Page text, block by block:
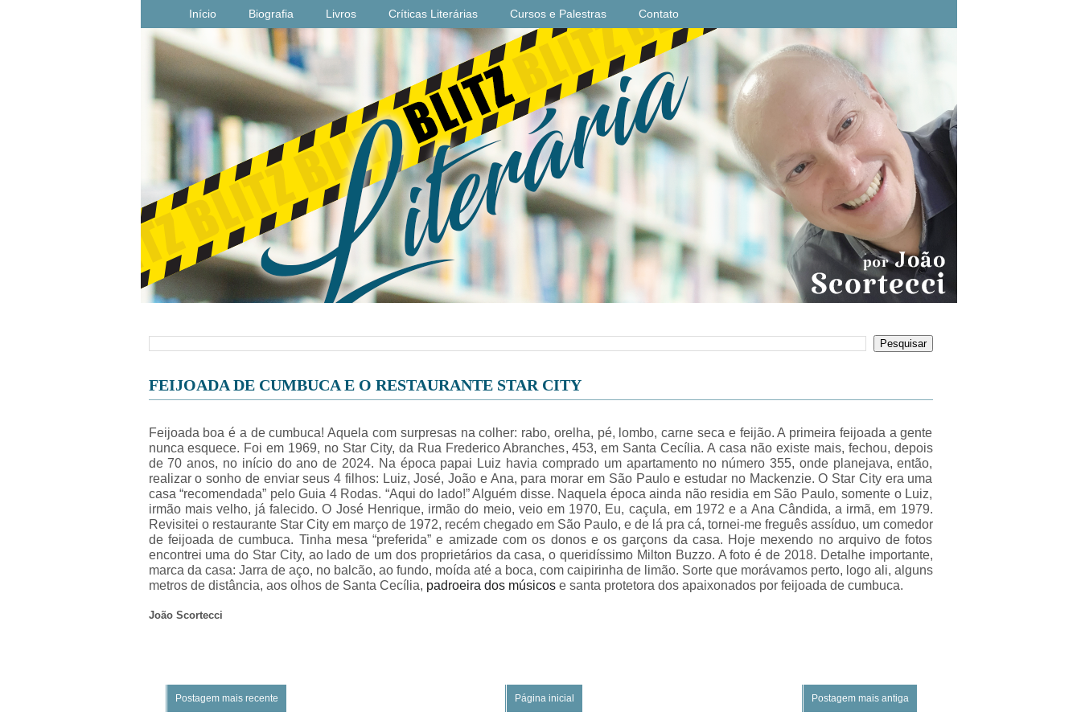
Início Biografia Livros Críticas Literárias Cursos e Palestras Contato
FEIJOADA DE CUMBUCA E O RESTAURANTE STAR CITY
Feijoada boa é a de cumbuca! Aquela com surpresas na colher: rabo, orelha, pé, lombo, carne seca e feijão. A primeira feijoada a gente
nunca esquece. Foi em 1969, no Star City, da Rua Frederico Abranches, 453, em Santa Cecília. A casa não existe mais, fechou, depois
de 70 anos, no início do ano de 2024. Na época papai Luiz havia comprado um apartamento no número 355, onde planejava, então,
realizar o sonho de enviar seus 4 filhos: Luiz, José, João e Ana, para morar em São Paulo e estudar no Mackenzie. O Star City era uma
casa “recomendada” pelo Guia 4 Rodas. “Aqui do lado!” Alguém disse. Naquela época ainda não residia em São Paulo, somente o Luiz,
irmão mais velho, já falecido. O José Henrique, irmão do meio, veio em 1970, Eu, caçula, em 1972 e a Ana Cândida, a irmã, em 1979.
Revisitei o restaurante Star City em março de 1972, recém chegado em São Paulo, e de lá pra cá, tornei-me freguês assíduo, um comedor
de feijoada de cumbuca. Tinha mesa “preferida” e amizade com os donos e os garçons da casa. Hoje mexendo no arquivo de fotos
encontrei uma do Star City, ao lado de um dos proprietários da casa, o queridíssimo Milton Buzzo. A foto é de 2018. Detalhe importante,
marca da casa: Jarra de aço, no balcão, ao fundo, moída até a boca, com caipirinha de limão. Sorte que morávamos perto, logo ali, alguns
metros de distância, aos olhos de Santa Cecília, padroeira dos músicose santa protetora dos apaixonados por feijoada de cumbuca.
João Scortecci
Postagem mais recente Postagem mais antiga
Página inicial